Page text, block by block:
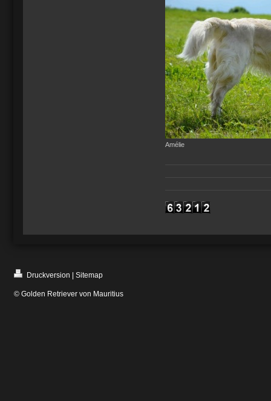
Amélie
Druckversion Sitemap
© Golden Retriever von Mauritius